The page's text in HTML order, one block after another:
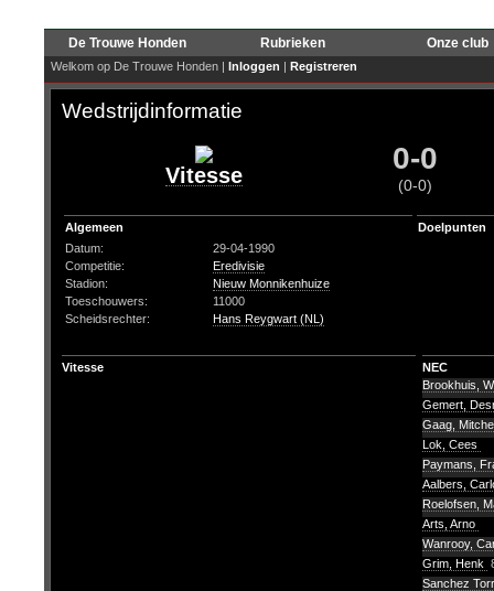
De Trouwe Honden Rubrieken Onze club
Welkom op De Trouwe Honden | Inloggen | Registreren
Wedstrijdinformatie
Vitesse 0-0
(0-0)
Algemeen
Datum:
29-04-1990
Competitie:
Eredivisie
Stadion:
Nieuw Monnikenhuize
Toeschouwers:
11000
Scheidsrechter:
Hans Reygwart (NL)
Doelpunten
Vitesse
NEC
Brookhuis,
Gemert,
Gaag,
Lok, Cees
Paymans,
Aalbers,
Roelofsen,
Arts, Arno
Wanrooy,
Grim, Henk
Sanchez